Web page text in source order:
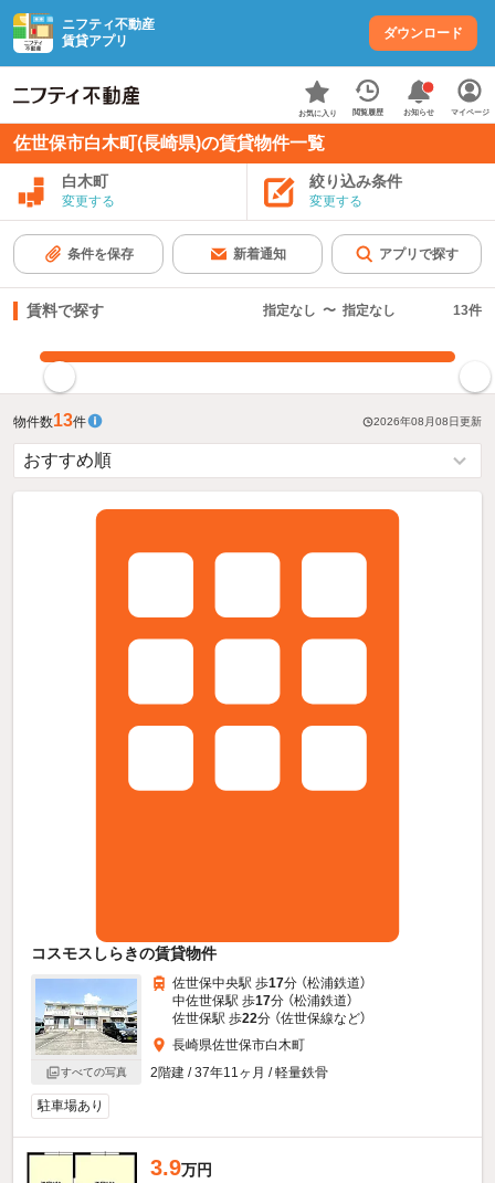
ニフティ不動産
賃貸アプリ
ダウンロード
お気に入り 閲覧履歴 お知らせ マイページ
佐世保市白木町(長崎県)の賃貸物件一覧
白木町
変更する
絞り込み条件
変更する
条件を保存 新着通知 アプリで探す
賃料で探す 指定なし 〜 指定なし 13件
物件数13件 2026年08月08日更新
コスモスしらきの賃貸物件
すべての写真
佐世保中央駅 歩17分 （松浦鉄道）
中佐世保駅 歩17分 （松浦鉄道）
佐世保駅 歩22分 （佐世保線など）
長崎県佐世保市白木町
2階建 / 37年11ヶ月 / 軽量鉄骨
駐車場あり
3.9万円